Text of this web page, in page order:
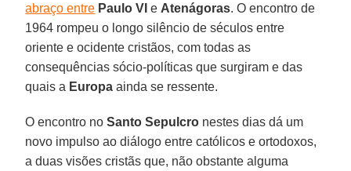
abraço entre Paulo VI e Atenágoras. O encontro de
1964 rompeu o longo silêncio de séculos entre
oriente e ocidente cristãos, com todas as
consequências sócio-políticas que surgiram e das
quais a Europa ainda se ressente.
O encontro noSanto Sepulcro nestes dias dá um
novo impulso ao diálogo entre católicos e ortodoxos,
a duas visões cristãs que, não obstante alguma